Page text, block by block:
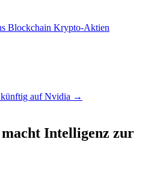
Blockchain Krypto-Aktien
künftig auf Nvidia →
Intelligenz zur